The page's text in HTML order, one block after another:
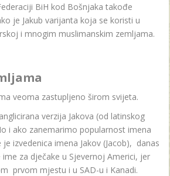
BiH kod Bošnjaka takođe
je Jakub varijanta koja se koristi u
i mnogim muslimanskim zemljama.
veoma zastupljeno širom svijeta.
verzija Jakova (od latinskog
i ako zanemarimo popularnost imena
izvedenica imena Jakov (Jacob), danas
za dječake u Sjevernoj Americi, jer
prvom mjestu i u SAD-u i Kanadi.